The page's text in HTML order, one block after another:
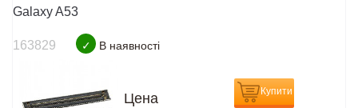
Galaxy A53
163829 ✓ В наявності
Цена
Купити